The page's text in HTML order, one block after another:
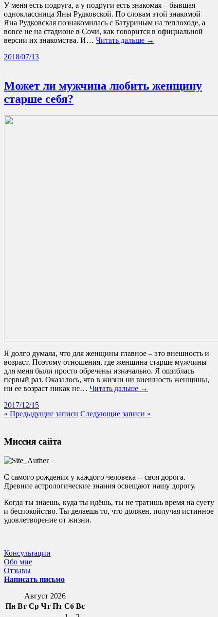
У меня есть подруга, а у подруги есть знакомая – бывшая
одноклассница Яны Рудковской. По словам этой знакомой
Яна Рудковская познакомилась с Батуриным на теплоходе, а
вовсе не на стадионе в Сочи, как говорится в официальной
версии их знакомства. И… Читать дальше →
2018/07/13
Может ли мужчина любить женщину
старше себя?
Я долго думала, что для женщины главное – это внешность и
возраст. Поэтому отношения, где женщина старше мужчины
для меня были просто обречены изначально. Я ошиблась
первый раз. Оказалось, что в жизни ни внешность женщины,
ни ее возраст никак не… Читать дальше →
2017/12/15
« Предыдущие записи Следующие записи »
Миссия сайта
С самого рождения у каждого человека -- своя дорога.
Древние астрологические знания освещают нашу дорогу.
Когда ты знаешь, куда ты идёшь, ты не тратишь время на суету
и беспокойство. Ты делаешь то, что должен, получая истинное
удовлетворение от жизни.
Консультации
Обо мне
Отзывы
Написать письмо
Август 2026
Пн Вт Ср Чт Пт Сб Вс